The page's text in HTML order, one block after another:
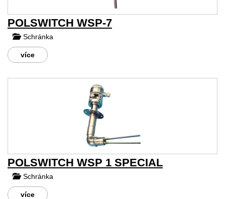
POLSWITCH WSP-7
Schránka
více
POLSWITCH WSP 1 SPECIAL
Schránka
více